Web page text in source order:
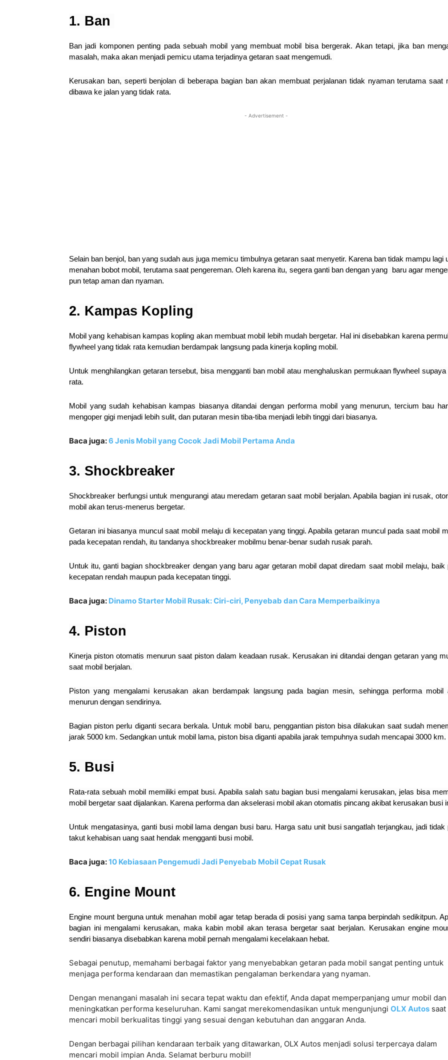
1. Ban
Ban jadi komponen penting pada sebuah mobil yang membuat mobil bisa bergerak. Akan tetapi, jika ban
masalah, maka akan menjadi pemicu utama terjadinya getaran saat mengemudi.
Kerusakan ban, seperti benjolan di beberapa bagian ban akan membuat perjalanan tidak nyaman terutama saat
dibawa ke jalan yang tidak rata.
- Advertisement -
Selain ban benjol, ban yang sudah aus juga memicu timbulnya getaran saat menyetir. Karena ban tidak mampu lagi
menahan bobot mobil, terutama saat pengereman. Oleh karena itu, segera ganti ban dengan yang baru agar
pun tetap aman dan nyaman.
2. Kampas Kopling
Mobil yang kehabisan kampas kopling akan membuat mobil lebih mudah bergetar. Hal ini disebabkan karena
flywheel yang tidak rata kemudian berdampak langsung pada kinerja kopling mobil.
Untuk menghilangkan getaran tersebut, bisa mengganti ban mobil atau menghaluskan permukaan flywheel supaya
rata.
Mobil yang sudah kehabisan kampas biasanya ditandai dengan performa mobil yang menurun, tercium bau
mengoper gigi menjadi lebih sulit, dan putaran mesin tiba-tiba menjadi lebih tinggi dari biasanya.
Baca juga:6 Jenis Mobil yang Cocok Jadi Mobil Pertama Anda
3. Shockbreaker
Shockbreaker berfungsi untuk mengurangi atau meredam getaran saat mobil berjalan. Apabila bagian ini rusak,
mobil akan terus-menerus bergetar.
Getaran ini biasanya muncul saat mobil melaju di kecepatan yang tinggi. Apabila getaran muncul pada saat mobil
pada kecepatan rendah, itu tandanya shockbreaker mobilmu benar-benar sudah rusak parah.
Untuk itu, ganti bagian shockbreaker dengan yang baru agar getaran mobil dapat diredam saat mobil melaju, baik
kecepatan rendah maupun pada kecepatan tinggi.
Baca juga: Dinamo Starter Mobil Rusak: Ciri-ciri, Penyebab dan Cara Memperbaikinya
4. Piston
Kinerja piston otomatis menurun saat piston dalam keadaan rusak. Kerusakan ini ditandai dengan getaran yang
saat mobil berjalan.
Piston yang mengalami kerusakan akan berdampak langsung pada bagian mesin, sehingga performa mobil
menurun dengan sendirinya.
Bagian piston perlu diganti secara berkala. Untuk mobil baru, penggantian piston bisa dilakukan saat sudah
jarak 5000 km. Sedangkan untuk mobil lama, piston bisa diganti apabila jarak tempuhnya sudah mencapai 3000 km.
5. Busi
Rata-rata sebuah mobil memiliki empat busi. Apabila salah satu bagian busi mengalami kerusakan, jelas bisa
mobil bergetar saat dijalankan. Karena performa dan akselerasi mobil akan otomatis pincang akibat kerusakan busi
Untuk mengatasinya, ganti busi mobil lama dengan busi baru. Harga satu unit busi sangatlah terjangkau, jadi tidak
takut kehabisan uang saat hendak mengganti busi mobil.
Baca juga:10 Kebiasaan Pengemudi Jadi Penyebab Mobil Cepat Rusak
6. Engine Mount
Engine mount berguna untuk menahan mobil agar tetap berada di posisi yang sama tanpa berpindah sedikitpun.
bagian ini mengalami kerusakan, maka kabin mobil akan terasa bergetar saat berjalan. Kerusakan engine
sendiri biasanya disebabkan karena mobil pernah mengalami kecelakaan hebat.
Sebagai penutup, memahami berbagai faktor yang menyebabkan getaran pada mobil sangat penting untuk
menjaga performa kendaraan dan memastikan pengalaman berkendara yang nyaman.
Dengan menangani masalah ini secara tepat waktu dan efektif, Anda dapat memperpanjang umur mobil dan
meningkatkan performa keseluruhan. Kami sangat merekomendasikan untuk mengunjungi OLX Autos saat
mencari mobil berkualitas tinggi yang sesuai dengan kebutuhan dan anggaran Anda.
Dengan berbagai pilihan kendaraan terbaik yang ditawarkan, OLX Autos menjadi solusi terpercaya dalam
mencari mobil impian Anda. Selamat berburu mobil!